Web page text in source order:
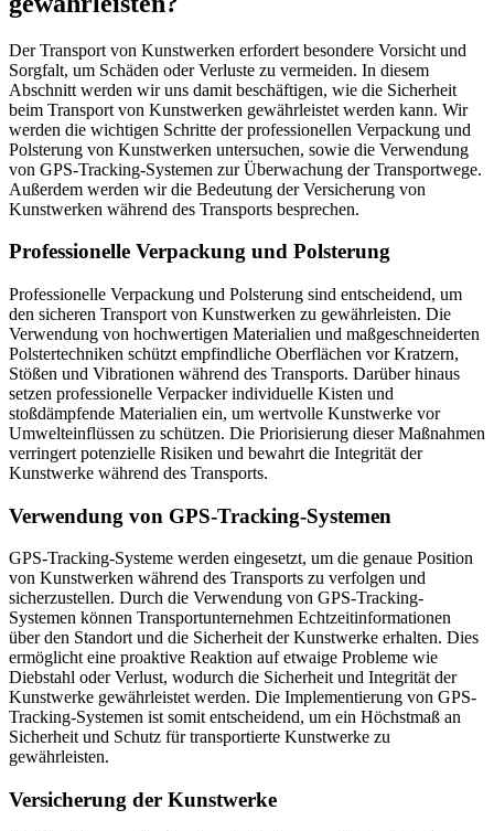
Der Transport von Kunstwerken erfordert besondere Vorsicht und
Sorgfalt, um Schäden oder Verluste zu vermeiden. In diesem
Abschnitt werden wir uns damit beschäftigen, wie die Sicherheit
beim Transport von Kunstwerken gewährleistet werden kann. Wir
werden die wichtigen Schritte der professionellen Verpackung und
Polsterung von Kunstwerken untersuchen, sowie die Verwendung
von GPS-Tracking-Systemen zur Überwachung der Transportwege.
Außerdem werden wir die Bedeutung der Versicherung von
Kunstwerken während des Transports besprechen.
Professionelle Verpackung und Polsterung
Professionelle Verpackung und Polsterung sind entscheidend, um
den sicheren Transport von Kunstwerken zu gewährleisten. Die
Verwendung von hochwertigen Materialien und maßgeschneiderten
Polstertechniken schützt empfindliche Oberflächen vor Kratzern,
Stößen und Vibrationen während des Transports. Darüber hinaus
setzen professionelle Verpacker individuelle Kisten und
stoßdämpfende Materialien ein, um wertvolle Kunstwerke vor
Umwelteinflüssen zu schützen. Die Priorisierung dieser Maßnahmen
verringert potenzielle Risiken und bewahrt die Integrität der
Kunstwerke während des Transports.
Verwendung von GPS-Tracking-Systemen
GPS-Tracking-Systeme werden eingesetzt, um die genaue Position
von Kunstwerken während des Transports zu verfolgen und
sicherzustellen. Durch die Verwendung von GPS-Tracking-
Systemen können Transportunternehmen Echtzeitinformationen
über den Standort und die Sicherheit der Kunstwerke erhalten. Dies
ermöglicht eine proaktive Reaktion auf etwaige Probleme wie
Diebstahl oder Verlust, wodurch die Sicherheit und Integrität der
Kunstwerke gewährleistet werden. Die Implementierung von GPS-
Tracking-Systemen ist somit entscheidend, um ein Höchstmaß an
Sicherheit und Schutz für transportierte Kunstwerke zu
gewährleisten.
Versicherung der Kunstwerke